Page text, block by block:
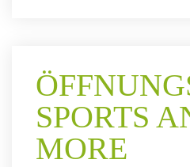
SPORTS
MORE